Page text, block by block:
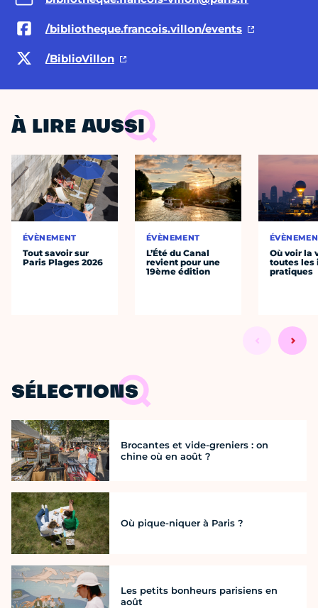
/bibliotheque.francois.villon/events
/BiblioVillon
À LIRE AUSSI
ÉVÈNEMENT
Tout savoir sur
Paris Plages 2026
ÉVÈNEMENT
L’Été du Canal
revient pour une
19ème édition
Où voir la
toutes les
pratiques
SÉLECTIONS
Brocantes et vide-greniers : on
chine où en août ?
Où pique-niquer à Paris ?
Les petits bonheurs parisiens en
août